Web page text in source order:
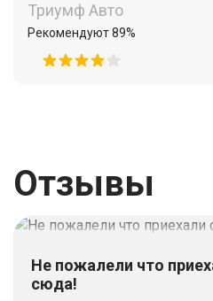
Триумф Авто
Рекомендуют 89%
Отзывы
Не пожалели что
сюда!